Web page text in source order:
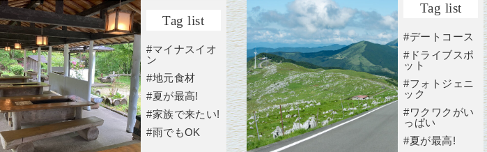
Tag list
#マイナスイオ
ン
#地元食材
#夏が最高!
#家族で来たい!
#雨でもOK
Tag list
#デートコース
#ドライブスポ
ット
#フォトジェニ
ック
#ワクワクがい
っぱい
#夏が最高!